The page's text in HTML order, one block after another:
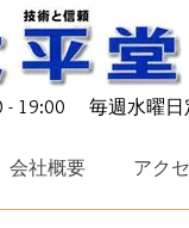
- 19:00 毎週水曜日
会社概要 アク